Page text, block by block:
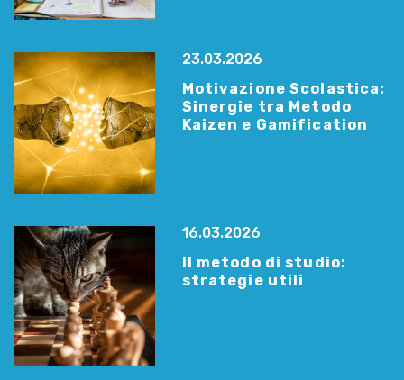
23.03.2026
Motivazione Scolastica:
Sinergie tra Metodo
Kaizen e Gamification
16.03.2026
Il metodo di studio:
strategie utili